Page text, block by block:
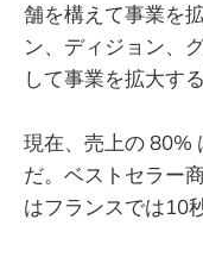
舗を構えて事業を
ン、ディジョン、
して事業を拡大す
現在、売上の 80%
だ。ベストセラー
はフランスでは10